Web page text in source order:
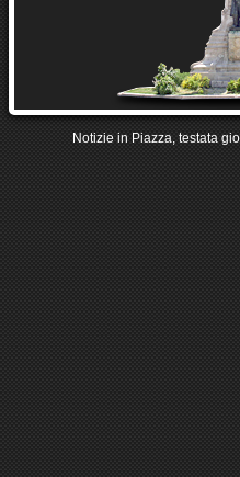
Notizie in Piazza, testata